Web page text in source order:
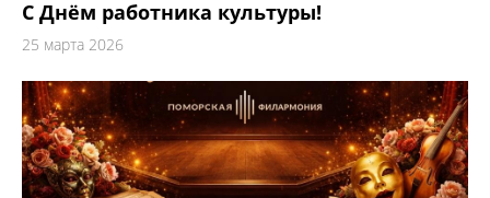
С Днём работника культуры!
25 марта 2026